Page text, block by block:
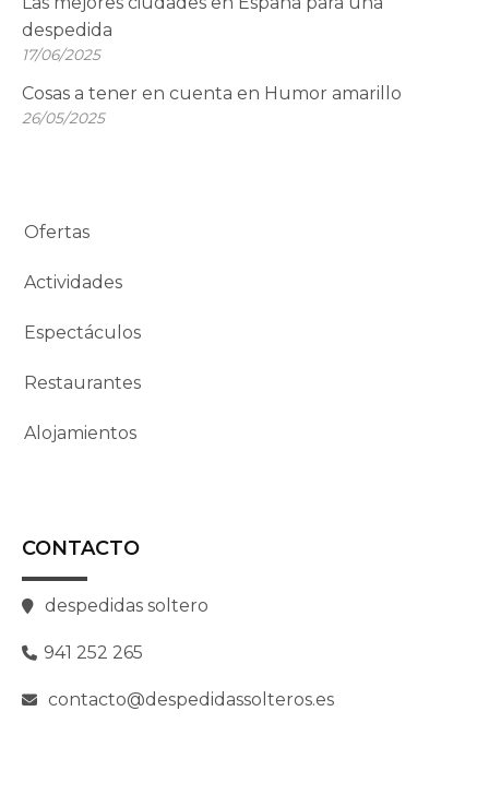
despedida
17/06/2025
Cosas a tener en cuenta en Humor amarillo
26/05/2025
Ofertas
Actividades
Espectáculos
Restaurantes
Alojamientos
CONTACTO
despedidas soltero
941 252 265
contacto@despedidassolteros.es